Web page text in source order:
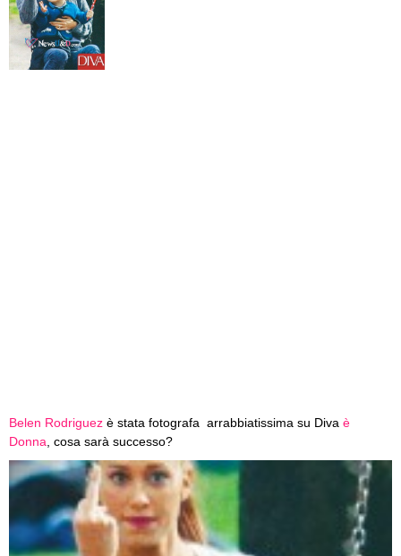
Belen Rodriguez è stata fotografa arrabbiatissima su Diva è
Donna , cosa sarà successo?